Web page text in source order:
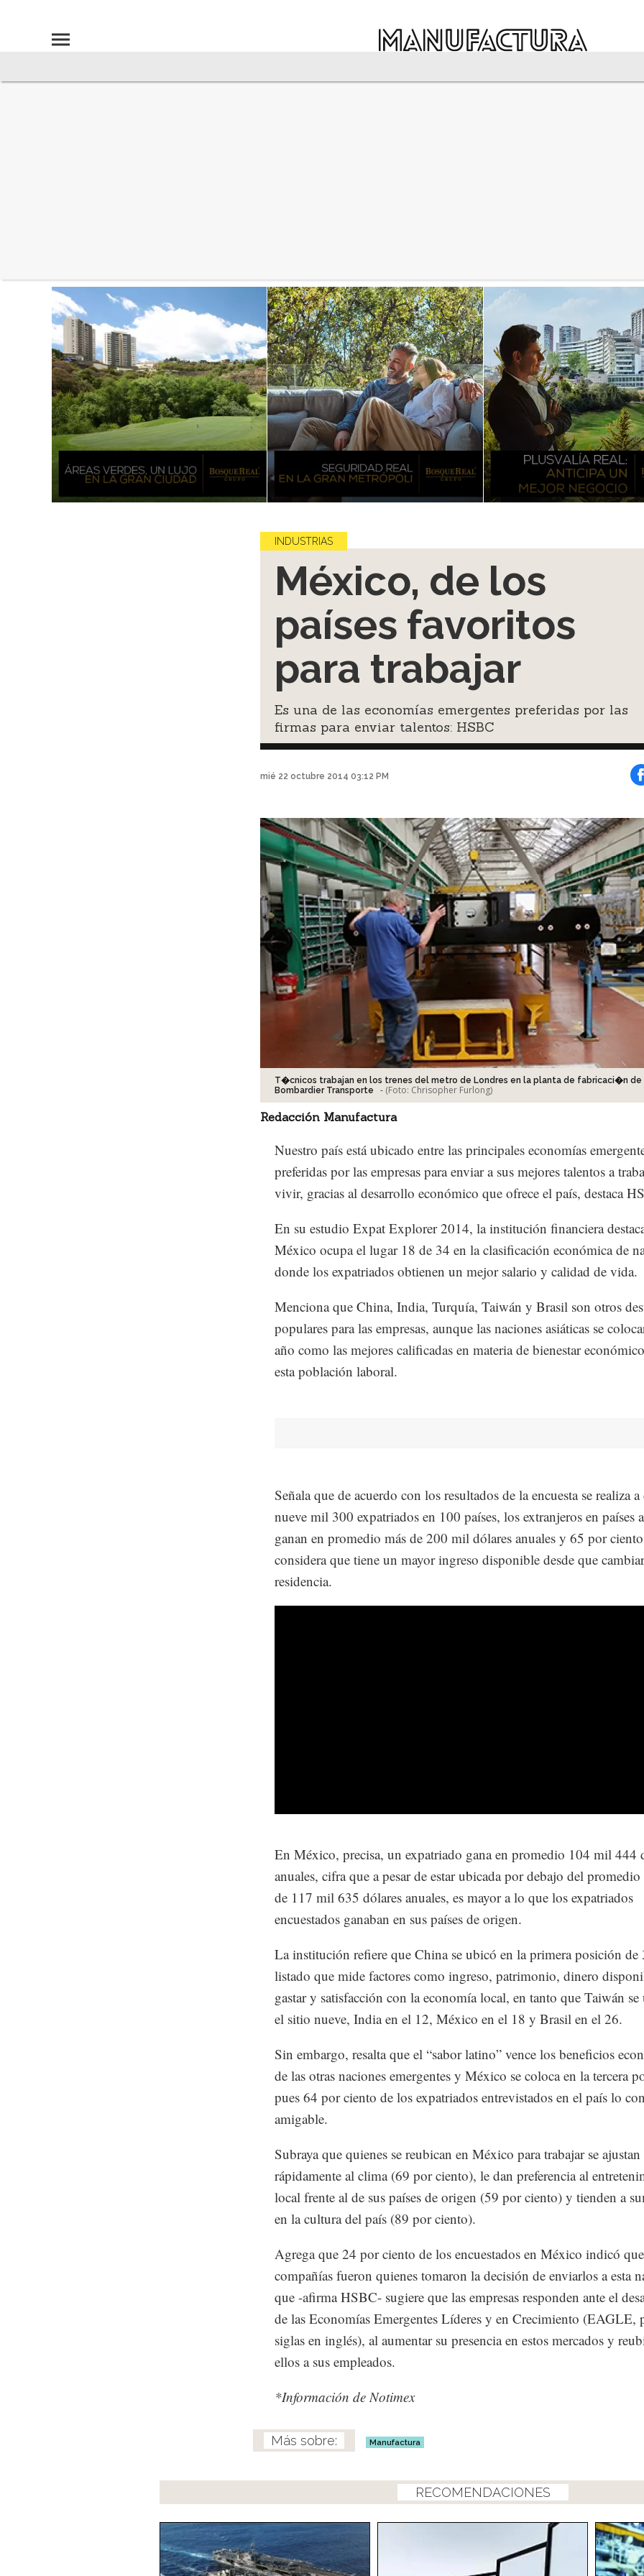
INDUSTRIAS
México, de los
países favoritos
para trabajar
Es una de las economías emergentes preferidas por las
firmas para enviar talentos: HSBC
mié 22 octubre 2014 03:12 PM
T�cnicos trabajan en los trenes del metro de Londres en la planta de fabricaci�n de
Bombardier Transporte
- (Foto: Chrisopher Furlong)
Redacción Manufactura
Nuestro país está ubicado entre las principales economías
preferidas por las empresas para enviar a sus mejores talentos a
vivir, gracias al desarrollo económico que ofrece el país, destaca
En su estudio Expat Explorer 2014, la institución financiera
México ocupa el lugar 18 de 34 en la clasificación económica de
donde los expatriados obtienen un mejor salario y calidad de vida.
Menciona que China, India, Turquía, Taiwán y Brasil son otros
populares para las empresas, aunque las naciones asiáticas se
año como las mejores calificadas en materia de bienestar
esta población laboral.
Señala que de acuerdo con los resultados de la encuesta se realiza a
nueve mil 300 expatriados en 100 países, los extranjeros en países
ganan en promedio más de 200 mil dólares anuales y 65 por ciento
considera que tiene un mayor ingreso disponible desde que
residencia.
En México, precisa, un expatriado gana en promedio 104 mil 444
anuales, cifra que a pesar de estar ubicada por debajo del
de 117 mil 635 dólares anuales, es mayor a lo que los expatriados
encuestados ganaban en sus países de origen.
La institución refiere que China se ubicó en la primera posición de
listado que mide factores como ingreso, patrimonio, dinero
gastar y satisfacción con la economía local, en tanto que Taiwán se
el sitio nueve, India en el 12, México en el 18 y Brasil en el 26.
Sin embargo, resalta que el “sabor latino” vence los beneficios
de las otras naciones emergentes y México se coloca en la tercera
pues 64 por ciento de los expatriados entrevistados en el país lo
amigable.
Subraya que quienes se reubican en México para trabajar se ajustan
rápidamente al clima (69 por ciento), le dan preferencia al
local frente al de sus países de origen (59 por ciento) y tienden a
en la cultura del país (89 por ciento).
Agrega que 24 por ciento de los encuestados en México indicó
compañías fueron quienes tomaron la decisión de enviarlos a esta
que -afirma HSBC- sugiere que las empresas responden ante el
de las Economías Emergentes Líderes y en Crecimiento (EAGLE,
siglas en inglés), al aumentar su presencia en estos mercados y
ellos a sus empleados.
*Información de Notimex
Manufactura
RECOMENDACIONES